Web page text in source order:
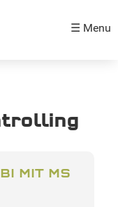
☰ Menu
MIT MS